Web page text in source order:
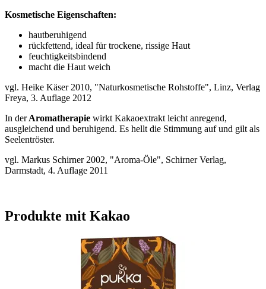
Kosmetische Eigenschaften:
hautberuhigend
rückfettend, ideal für trockene, rissige Haut
feuchtigkeitsbindend
macht die Haut weich
vgl. Heike Käser 2010, "Naturkosmetische Rohstoffe", Linz, Verlag
Freya, 3. Auflage 2012
In derAromatherapie wirkt Kakaoextrakt leicht anregend,
ausgleichend und beruhigend. Es hellt die Stimmung auf und gilt als
Seelentröster.
vgl. Markus Schirner 2002, "Aroma-Öle", Schirner Verlag,
Darmstadt, 4. Auflage 2011
Produkte mit Kakao